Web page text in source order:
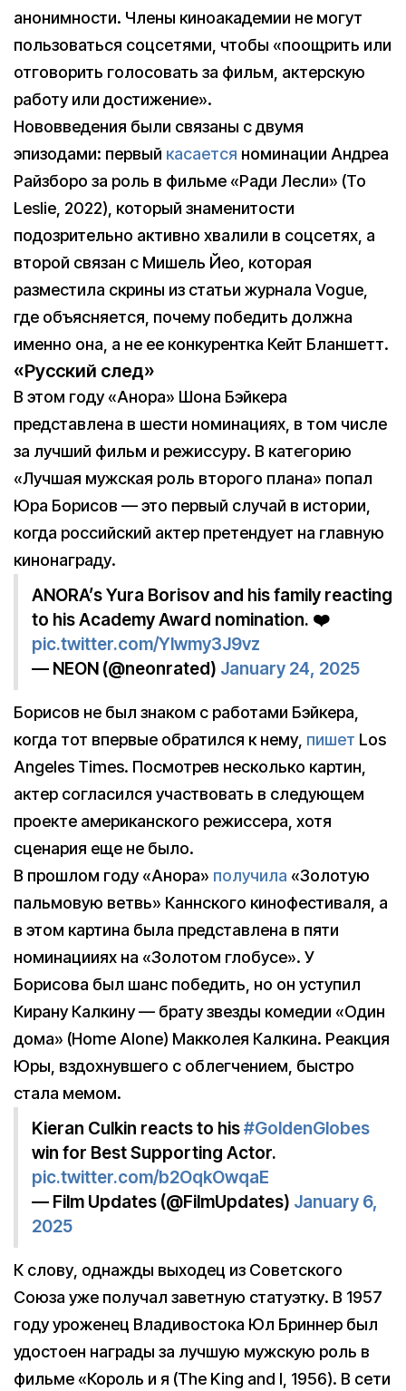
анонимности. Члены киноакадемии не могут
пользоваться соцсетями, чтобы «поощрить или
отговорить голосовать за фильм, актерскую
работу или достижение».
Нововведения были связаны с двумя
эпизодами: первый касается номинации Андреа
Райзборо за роль в фильме «Ради Лесли» (To
Leslie, 2022), который знаменитости
подозрительно активно хвалили в соцсетях, а
второй связан с Мишель Йео, которая
разместила скрины из статьи журнала Vogue,
где объясняется, почему победить должна
именно она, а не ее конкурентка Кейт Бланшетт.
«Русский след»
В этом году «Анора» Шона Бэйкера
представлена в шести номинациях, в том числе
за лучший фильм и режиссуру. В категорию
«Лучшая мужская роль второго плана» попал
Юра Борисов — это первый случай в истории,
когда российский актер претендует на главную
кинонаграду.
ANORA’s Yura Borisov and his family reacting
to his Academy Award nomination. ❤️
pic.twitter.com/Ylwmy3J9vz
— NEON (@neonrated) January 24, 2025
Борисов не был знаком с работами Бэйкера,
когда тот впервые обратился к нему, пишет Los
Angeles Times. Посмотрев несколько картин,
актер согласился участвовать в следующем
проекте американского режиссера, хотя
сценария еще не было.
В прошлом году «Анора» получила «Золотую
пальмовую ветвь» Каннского кинофестиваля, а
в этом картина была представлена в пяти
номинацииях на «Золотом глобусе». У
Борисова был шанс победить, но он уступил
Кирану Калкину — брату звезды комедии «Один
дома» (Home Alone) Макколея Калкина. Реакция
Юры, вздохнувшего с облегчением, быстро
стала мемом.
Kieran Culkin reacts to his#GoldenGlobes
win for Best Supporting Actor.
pic.twitter.com/b2OqkOwqaE
— Film Updates (@FilmUpdates) January 6,
2025
К слову, однажды выходец из Советского
Союза уже получал заветную статуэтку. В 1957
году уроженец Владивостока Юл Бриннер был
удостоен награды за лучшую мужскую роль в
фильме «Король и я (The King and I, 1956). В сети